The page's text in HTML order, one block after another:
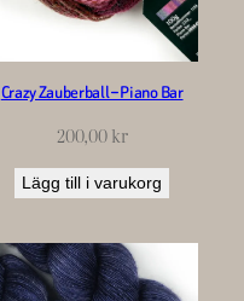
Crazy Zauberball – Piano Bar
200,00kr
Lägg till i varukorg